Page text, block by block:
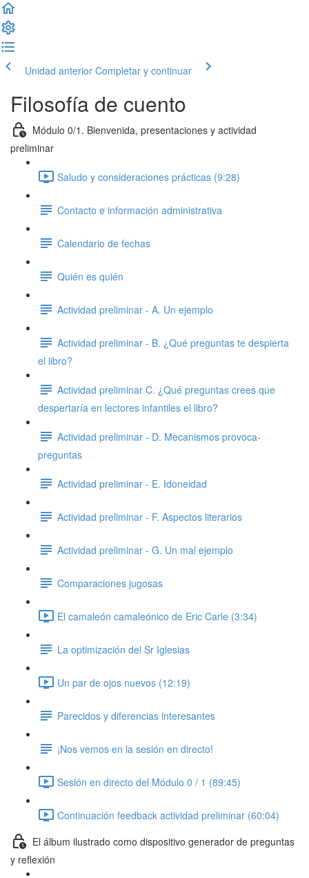
Unidad anterior Completar y continuar
Filosofía de cuento
Módulo 0/1. Bienvenida, presentaciones y actividad
preliminar
Saludo y consideraciones prácticas (9:28)
Contacto e información administrativa
Calendario de fechas
Quién es quién
Actividad preliminar - A. Un ejemplo
Actividad preliminar - B. ¿Qué preguntas te despierta
el libro?
Actividad preliminar C. ¿Qué preguntas crees que
despertaría en lectores infantiles el libro?
Actividad preliminar - D. Mecanismos provoca-
preguntas
Actividad preliminar - E. Idoneidad
Actividad preliminar - F. Aspectos literarios
Actividad preliminar - G. Un mal ejemplo
Comparaciones jugosas
El camaleón camaleónico de Eric Carle (3:34)
La optimización del Sr Iglesias
Un par de ojos nuevos (12:19)
Parecidos y diferencias interesantes
¡Nos vemos en la sesión en directo!
Sesión en directo del Módulo 0 / 1 (89:45)
Continuación feedback actividad preliminar (60:04)
El álbum ilustrado como dispositivo generador de preguntas
y reflexión